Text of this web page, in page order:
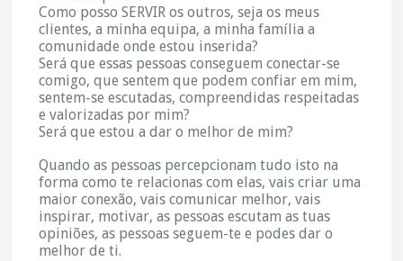
Como posso SERVIR os outros, seja os meus
clientes, a minha equipa, a minha família a
comunidade onde estou inserida?
Será que essas pessoas conseguem conectar-se
comigo, que sentem que podem confiar em mim,
sentem-se escutadas, compreendidas respeitadas
e valorizadas por mim?
Será que estou a dar o melhor de mim?
Quando as pessoas percepcionam tudo isto na
forma como te relacionas com elas, vais criar uma
maior conexão, vais comunicar melhor, vais
inspirar, motivar, as pessoas escutam as tuas
opiniões, as pessoas seguem-te e podes dar o
melhor de ti.